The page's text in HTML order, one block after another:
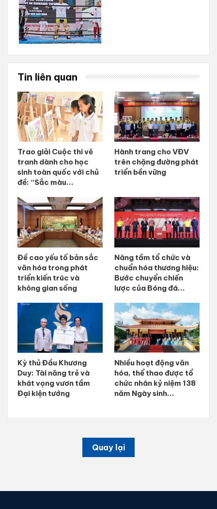
Tin liên quan
Trao giải Cuộc thi vẽ
tranh dành cho học
sinh toàn quốc với chủ
đề: “Sắc màu...
Hành trang cho VĐV
trên chặng đường phát
triển bền vững
Đề cao yếu tố bản sắc
văn hóa trong phát
triển kiến trúc và
không gian sống
Nâng tầm tổ chức và
chuẩn hóa thương hiệu:
Bước chuyển chiến
lược của Bóng đá...
Kỳ thủ Đầu Khương
Duy: Tài năng trẻ và
khát vọng vươn tầm
Đại kiện tướng
Nhiều hoạt động văn
hóa, thể thao được tổ
chức nhân kỷ niệm 138
năm Ngày sinh...
Quay lại